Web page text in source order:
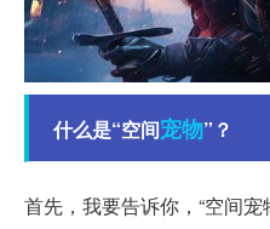
什么是“空间宠物”？
首先，我要告诉你，“空间